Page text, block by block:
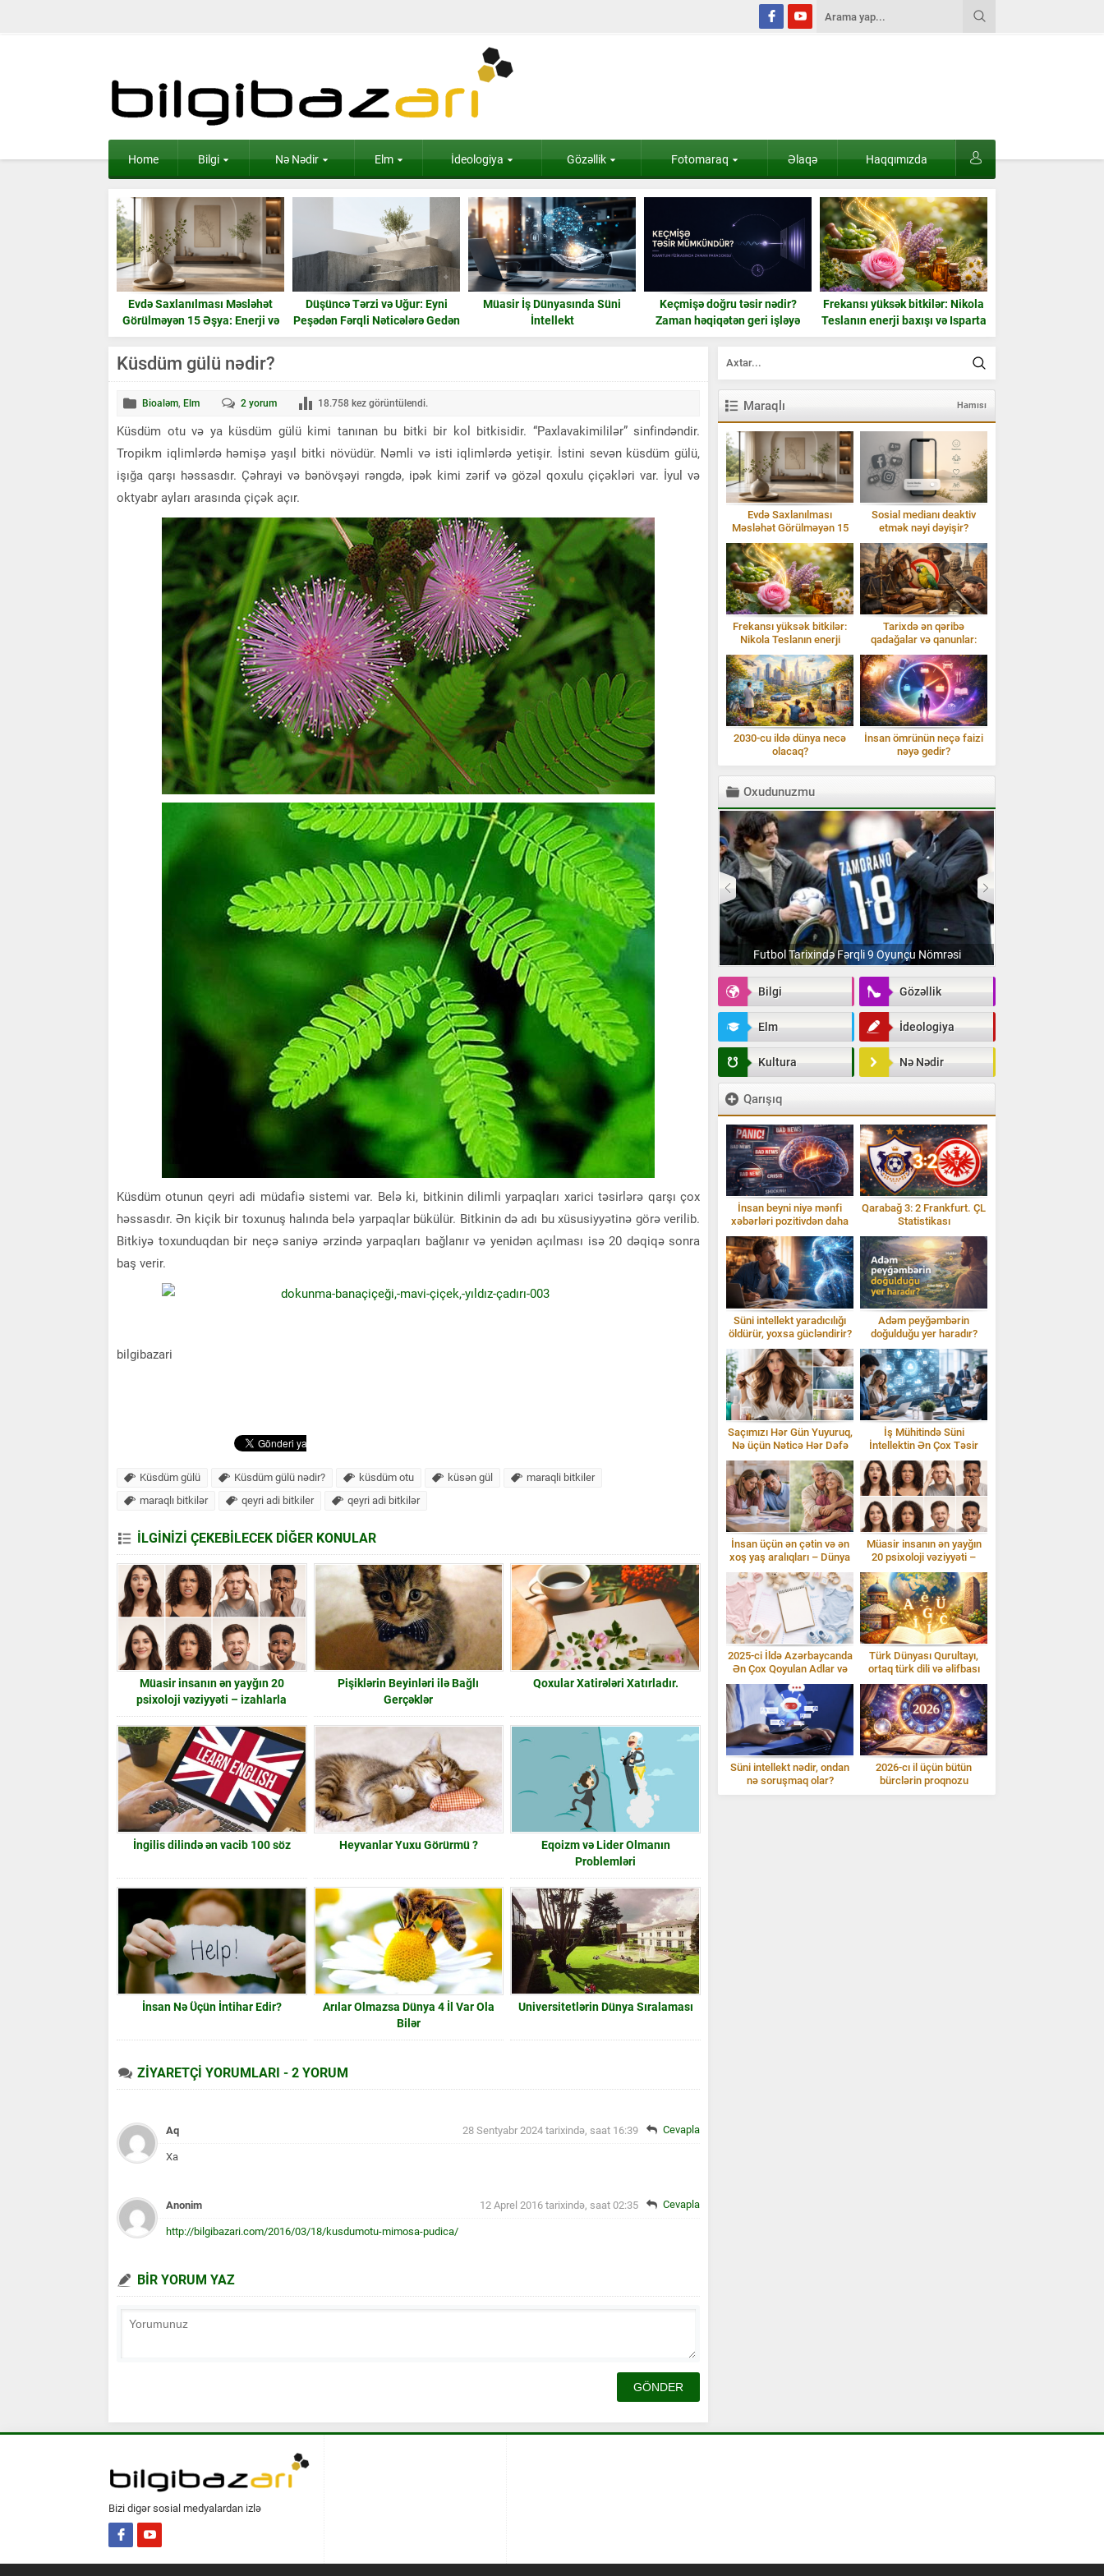
Home Bilgi Nə Nədir Elm İdeologiya Gözəllik Fotomaraq Əlaqə Haqqımızda
Evdə Saxlanılması Məsləhət
Görülməyən 15 Əşya: Enerji və
Düşüncə Tərzi və Uğur: Eyni
Peşədən Fərqli Nəticələrə Gedən
Müasir İş Dünyasında Süni
İntellekt
Keçmişə doğru təsir nədir?
Zaman həqiqətən geri işləyə
Frekansı yüksək bitkilər: Nikola
Teslanın enerji baxışı və Isparta
Küsdüm gülü nədir?
Bioaləm, Elm 2 yorum 18.758 kez görüntülendi.
Küsdüm otu və ya küsdüm gülü kimi tanınan bu bitki bir kol bitkisidir. “Paxlavakimililər” sinfindəndir.
Tropikm iqlimlərdə həmişə yaşıl bitki növüdür. Nəmli və isti iqlimlərdə yetişir. İstini sevən küsdüm gülü,
işığa qarşı həssasdır. Çəhrayi və bənövşəyi rəngdə, ipək kimi zərif və gözəl qoxulu çiçəkləri var. İyul və
oktyabr ayları arasında çiçək açır.
Küsdüm otunun qeyri adi müdafiə sistemi var. Belə ki, bitkinin dilimli yarpaqları xarici təsirlərə qarşı çox
həssasdır. Ən kiçik bir toxunuş halında belə yarpaqlar bükülür. Bitkinin də adı bu xüsusiyyətinə görə verilib.
Bitkiyə toxunduqdan bir neçə saniyə ərzində yarpaqları bağlanır və yenidən açılması isə 20 dəqiqə sonra
baş verir.
bilgibazari
Küsdüm gülü Küsdüm gülü nədir? küsdüm otu küsən gül
maraqli bitkiler
maraqlı bitkilər
qeyri adi bitkiler qeyri adi bitkilər
İLGİNİZİ ÇEKEBİLECEK DİĞER KONULAR
Müasir insanın ən yayğın 20
psixoloji vəziyyəti – izahlarla
Pişiklərin Beyinləri ilə Bağlı
Gerçəklər
Qoxular Xatirələri Xatırladır.
İngilis dilində ən vacib 100 söz Heyvanlar Yuxu Görürmü ?
Eqoizm və Lider Olmanın
Problemləri
İnsan Nə Üçün İntihar Edir?
Arılar Olmazsa Dünya 4 İl Var Ola
Bilər
Universitetlərin Dünya Sıralaması
ZİYARETÇİ YORUMLARI - 2 YORUM
Aq 28 Sentyabr 2024 tarixində, saat 16:39
Xa
Cevapla
Anonim 12 Aprel 2016 tarixində, saat 02:35
http://bilgibazari.com/2016/03/18/kusdumotu-mimosa-pudica/
Cevapla
BİR YORUM YAZ
Maraqlı Hamısı
Evdə Saxlanılması
Məsləhət Görülməyən 15
Əşya: Enerji və Ruzi
Sosial medianı deaktiv
etmək nəyi dəyişir?
Frekansı yüksək bitkilər:
Nikola Teslanın enerji
baxışı və Isparta gülü
Tarixdə ən qəribə
qadağalar və qanunlar:
Təəccübləndirən faktlar
2030-cu ildə dünya necə
olacaq?
İnsan ömrünün neçə faizi
nəyə gedir?
Oxudunuzmu
Futbol Tarixində Fərqli 9 Oyunçu Nömrəsi
Bilgi Gözəllik
Elm İdeologiya
Kultura Nə Nədir
Qarışıq
İnsan beyni niyə mənfi
xəbərləri pozitivdən daha
tez qəbul edir?
Qarabağ 3: 2 Frankfurt. ÇL
Statistikası
Süni intellekt yaradıcılığı
öldürür, yoxsa gücləndirir?
Adəm peyğəmbərin
doğulduğu yer haradır?
İddialar və sübutlar
Saçımızı Hər Gün Yuyuruq,
Nə üçün Nəticə Hər Dəfə
Fərqli Olur?
İş Mühitində Süni
İntellektin Ən Çox Təsir
Etdiyi 10 Peşə
İnsan üçün ən çətin və ən
xoş yaş aralıqları – Dünya
statistikası
Müasir insanın ən yayğın
20 psixoloji vəziyyəti –
izahlarla
2025-ci İldə Azərbaycanda
Ən Çox Qoyulan Adlar və
İzahı
Türk Dünyası Qurultayı,
ortaq türk dili və əlifbası
Süni intellekt nədir, ondan
nə soruşmaq olar?
Gündəlik istifadə
2026-cı il üçün bütün
bürclərin proqnozu
Bizi digər sosial medyalardan izlə